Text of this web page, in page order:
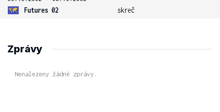
Futures 02
skreč
Zprávy
Nenalezeny žádné zprávy.